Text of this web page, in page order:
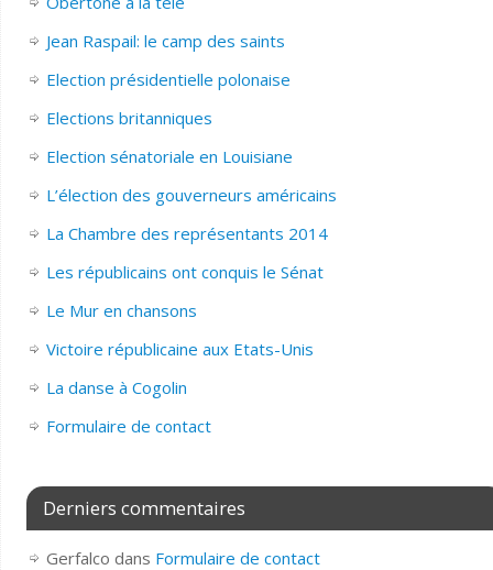
Jean Raspail: le camp des saints
Election présidentielle polonaise
Elections britanniques
Election sénatoriale en Louisiane
L’élection des gouverneurs américains
La Chambre des représentants 2014
Les républicains ont conquis le Sénat
Le Mur en chansons
Victoire républicaine aux Etats-Unis
La danse à Cogolin
Formulaire de contact
Derniers commentaires
Gerfalco dans Formulaire de contact